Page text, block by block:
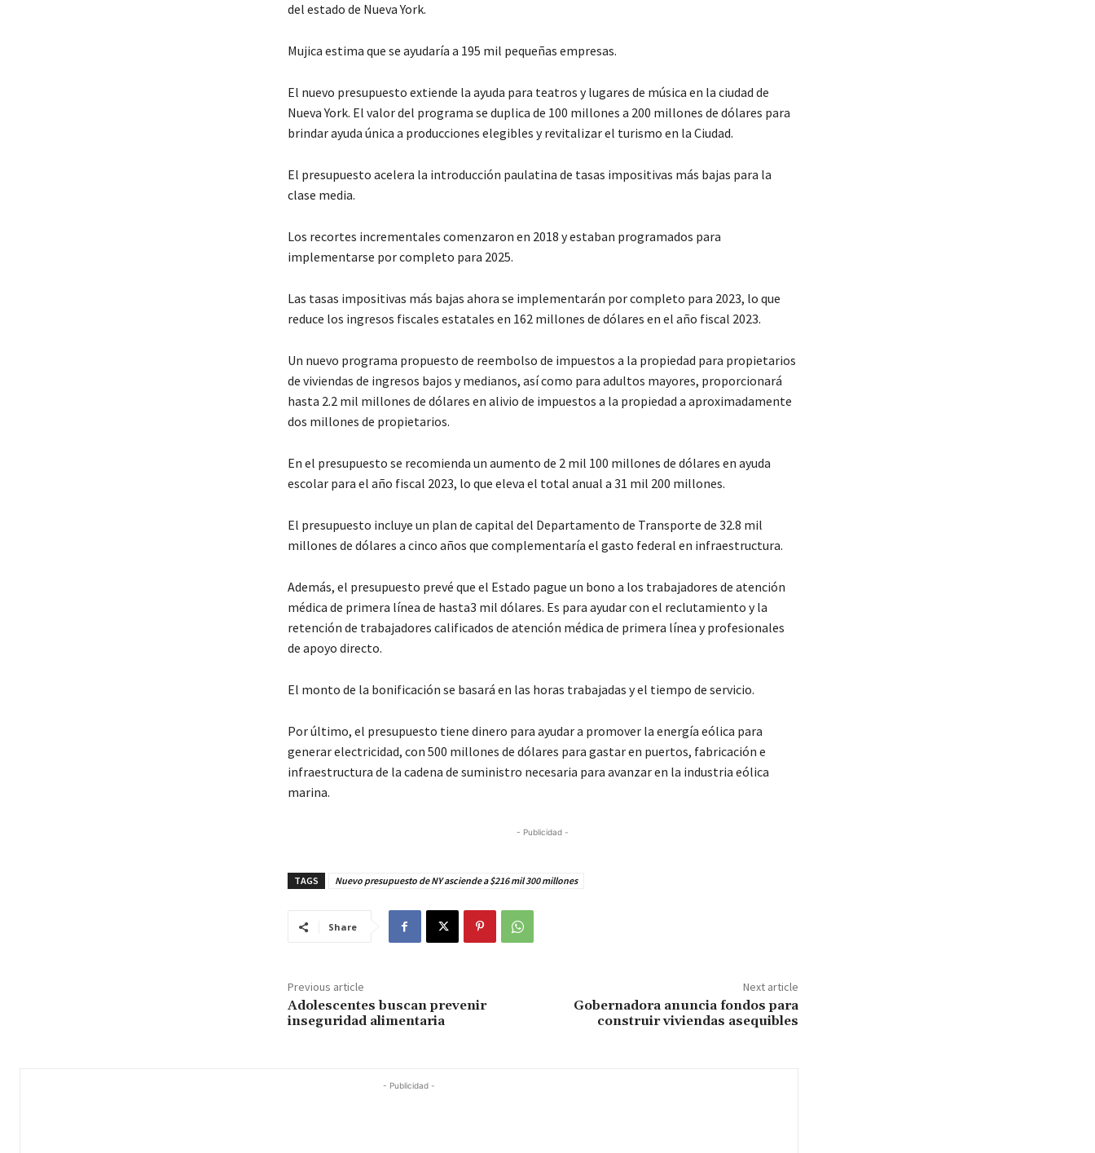
del estado de Nueva York.
Mujica estima que se ayudaría a 195 mil pequeñas empresas.
El nuevo presupuesto extiende la ayuda para teatros y lugares de música en la ciudad de
Nueva York. El valor del programa se duplica de 100 millones a 200 millones de dólares para
brindar ayuda única a producciones elegibles y revitalizar el turismo en la Ciudad.
El presupuesto acelera la introducción paulatina de tasas impositivas más bajas para la
clase media.
Los recortes incrementales comenzaron en 2018 y estaban programados para
implementarse por completo para 2025.
Las tasas impositivas más bajas ahora se implementarán por completo para 2023, lo que
reduce los ingresos fiscales estatales en 162 millones de dólares en el año fiscal 2023.
Un nuevo programa propuesto de reembolso de impuestos a la propiedad para propietarios
de viviendas de ingresos bajos y medianos, así como para adultos mayores, proporcionará
hasta 2.2 mil millones de dólares en alivio de impuestos a la propiedad a aproximadamente
dos millones de propietarios.
En el presupuesto se recomienda un aumento de 2 mil 100 millones de dólares en ayuda
escolar para el año fiscal 2023, lo que eleva el total anual a 31 mil 200 millones.
El presupuesto incluye un plan de capital del Departamento de Transporte de 32.8 mil
millones de dólares a cinco años que complementaría el gasto federal en infraestructura.
Además, el presupuesto prevé que el Estado pague un bono a los trabajadores de atención
médica de primera línea de hasta3 mil dólares. Es para ayudar con el reclutamiento y la
retención de trabajadores calificados de atención médica de primera línea y profesionales
de apoyo directo.
El monto de la bonificación se basará en las horas trabajadas y el tiempo de servicio.
Por último, el presupuesto tiene dinero para ayudar a promover la energía eólica para
generar electricidad, con 500 millones de dólares para gastar en puertos, fabricación e
infraestructura de la cadena de suministro necesaria para avanzar en la industria eólica
marina.
- Publicidad -
TAGS Nuevo presupuesto de NY asciende a $216 mil 300 millones
Share
Previous article
Adolescentes buscan prevenir
inseguridad alimentaria
Next article
Gobernadora anuncia fondos para
construir viviendas asequibles
- Publicidad -